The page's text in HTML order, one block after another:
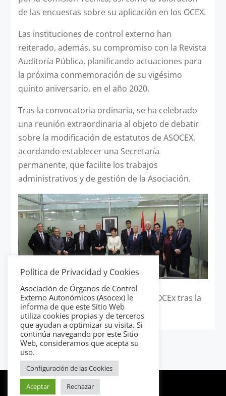
de las encuestas sobre su aplicación en los OCEX.
Las instituciones de control externo han
reiterado, además, su compromiso con la Revista
Auditoría Pública, planificando actuaciones para
la próxima conmemoración de su vigésimo
quinto aniversario, en el año 2020.
Tras la convocatoria ordinaria, se ha celebrado
una reunión extraordinaria al objeto de debatir
sobre la modificación de estatutos de ASOCEX,
acordando establecer una Secretaría
permanente, que facilite los trabajos
administrativos y de gestión de la Asociación.
En la imagen, los presidentes de los OCEx tras la
reunión celebrada ayer en Madrid.
Política de Privacidad y Cookies
Asociación de Órganos de Control
Externo Autonómicos (Asocex) le
informa de que este Sitio Web
utiliza cookies propias y de terceros
que ayudan a optimizar su visita. Si
continúa navegando por este Sitio
Web, consideramos que acepta su
uso.
Configuración de las Cookies
Aceptar
Rechazar